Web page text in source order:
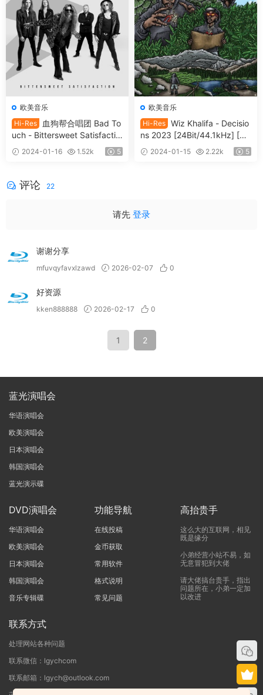
欧美音乐
Hi-Res
血狗帮合唱团 Bad To
uch - Bittersweet Satisfactio
n 2023 [24Bit/48kHz] [Hi-Re
s Flac 444MB]
2024-01-16 1.52k 5
欧美音乐
Hi-Res Wiz Khalifa - Decisio
ns 2023 [24Bit/44.1kHz] [Hi-
Res Flac 396MB]
2024-01-15 2.22k 5
评论 22
请先 登录
谢谢分享
mfuvqyfavxlzawd 2026-02-07 0
好资源
kken888888 2026-02-17 0
1 2
蓝光演唱会
华语演唱会
欧美演唱会
日本演唱会
韩国演唱会
蓝光演示碟
DVD演唱会
华语演唱会
欧美演唱会
日本演唱会
韩国演唱会
音乐专辑碟
功能导航
在线投稿
金币获取
常用软件
格式说明
常见问题
高抬贵手
这么大的互联网，相见
既是缘分
小弟经营小站不易，如
无意冒犯到大佬
请大佬搞台贵手，指出
问题所在，小弟一定加
以改进
联系方式
处理网站各种问题
联系微信：lgychcom
联系邮箱：lgych@outlook.com